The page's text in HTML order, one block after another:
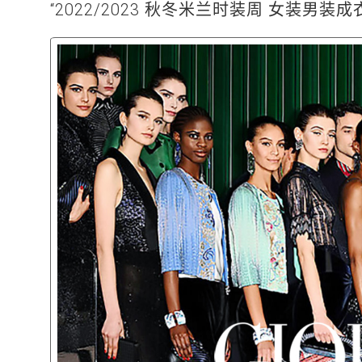
“2022/2023 秋冬米兰时装周 女装男装成